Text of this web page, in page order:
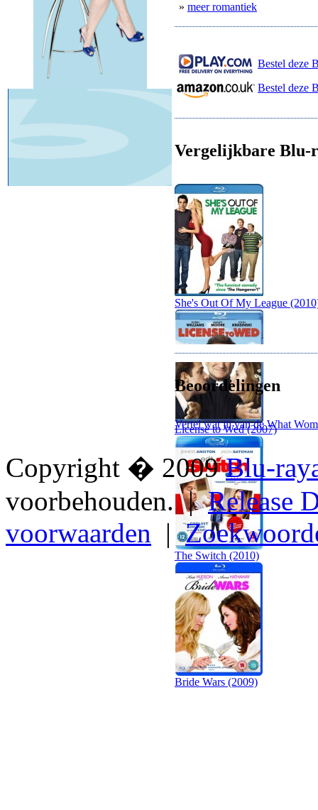
» meer romantiek
Bestel deze
Bestel deze
Vergelijkbare Blu-
She's Out Of My League
License to Wed (2007)
The Switch (2010)
Bride Wars (2009)
Beoordelingen
Vertel wat jij van de What
Copyright � 2009Blu-
voorbehouden. |Release
voorwaarden |